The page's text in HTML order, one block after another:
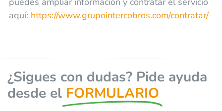
aquí: https://www.grupointercobros.com/contratar/
¿Sigues con dudas? Pide ayuda
desde el FORMULARIO